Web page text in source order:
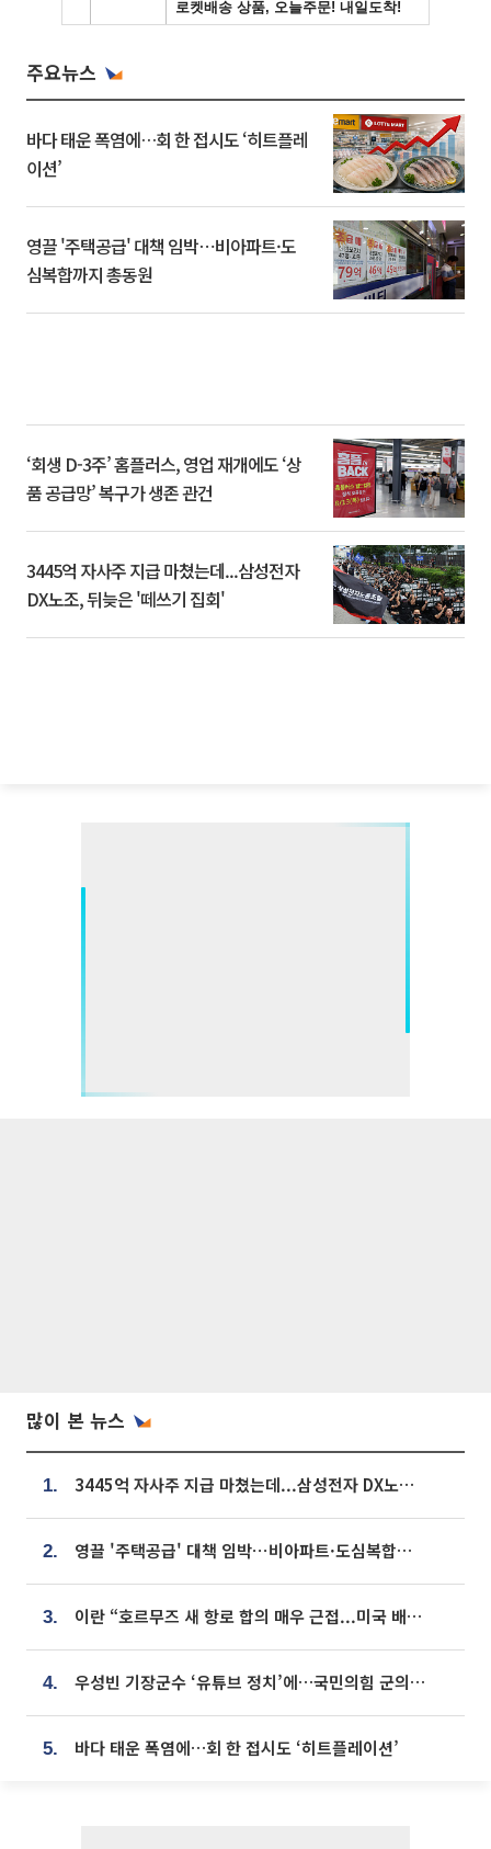
주요뉴스
바다 태운 폭염에…회 한 접시도 ‘히트플레
이션’
영끌 '주택공급' 대책 임박⋯비아파트·도
심복합까지 총동원
‘회생 D-3주’ 홈플러스, 영업 재개에도 ‘상
품 공급망’ 복구가 생존 관건
3445억 자사주 지급 마쳤는데...삼성전자
DX노조, 뒤늦은 '떼쓰기 집회'
많이 본 뉴스
1. 3445억 자사주 지급 마쳤는데...삼성전자 DX노조, 뒤늦은 '떼쓰기 집회'
2. 영끌 '주택공급' 대책 임박⋯비아파트·도심복합까지 총동원
3. 이란 “호르무즈 새 항로 합의 매우 근접...미국 배상 먼저”
4. 우성빈 기장군수 ‘유튜브 정치’에…국민의힘 군의원들 집단 반발
5. 바다 태운 폭염에…회 한 접시도 ‘히트플레이션’